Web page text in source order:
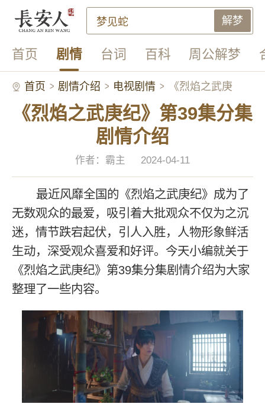
解梦
首页 剧情 台词 百科 周公解梦
首页 剧情介绍 电视剧情 《烈焰之武庚
纪》第39集分集
剧情介绍
《烈焰之武庚纪》第39集分集
剧情介绍
作者：霸主 2024-04-11
最近风靡全国的《烈焰之武庚纪》成为了
无数观众的最爱，吸引着大批观众不仅为之沉
迷，情节跌宕起伏，引人入胜，人物形象鲜活
生动，深受观众喜爱和好评。今天小编就关于
《烈焰之武庚纪》第39集分集剧情介绍为大家
整理了一些内容。